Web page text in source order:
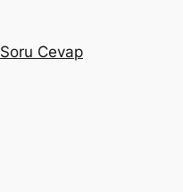
Soru Cevap